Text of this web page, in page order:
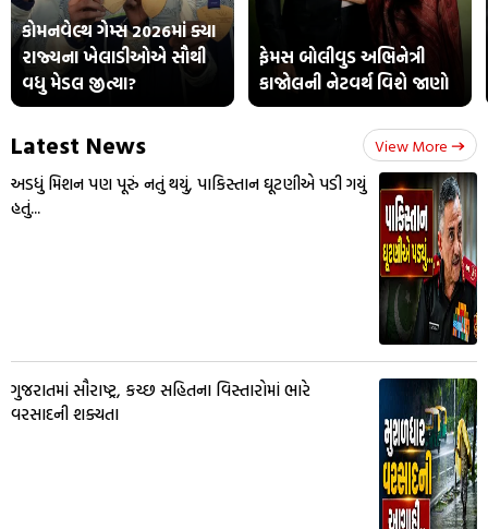
કોમનવેલ્થ ગેમ્સ 2026માં ક્યા
રાજ્યના ખેલાડીઓએ સૌથી
વધુ મેડલ જીત્યા?
ફેમસ બોલીવુડ અભિનેત્રી
કાજોલની નેટવર્થ વિશે જાણો
Latest News View More
અડધું મિશન પણ પૂરું નતું થયું, પાકિસ્તાન ઘૂટણીએ પડી ગયું
હતું...
ગુજરાતમાં સૌરાષ્ટ્ર, કચ્છ સહિતના વિસ્તારોમાં ભારે
વરસાદની શક્યતા